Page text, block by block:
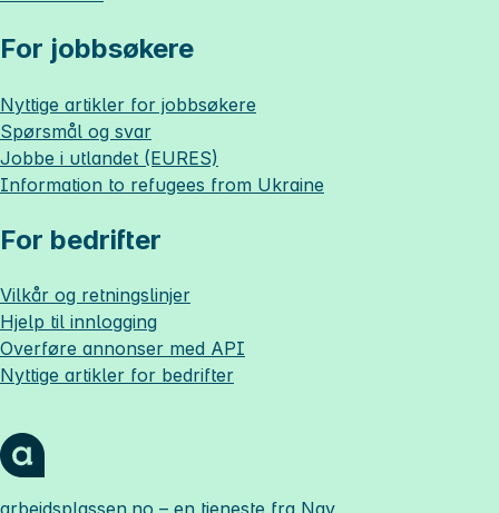
For jobbsøkere
Nyttige artikler for jobbsøkere
Spørsmål og svar
Jobbe i utlandet (EURES)
Information to refugees from Ukraine
For bedrifter
Vilkår og retningslinjer
Hjelp til innlogging
Overføre annonser med API
Nyttige artikler for bedrifter